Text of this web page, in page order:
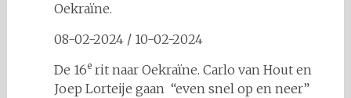
Oekraïne.
08-02-2024 / 10-02-2024
De 16erit naar Oekraïne. Carlo van Hout en
Joep Lorteije gaan “even snel op en neer”